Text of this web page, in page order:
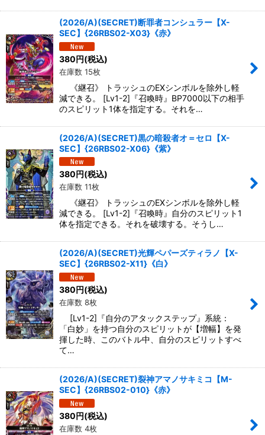
(2026/A)(SECRET)断罪者コンシュラー【X-
SEC】{26RBS02-X03}《赤》
380円(税込)
在庫数 15枚
《継召》 トラッシュのEXシンボルを除外し軽
減できる。 [Lv1-2]『召喚時』BP7000以下の相手
のスピリット1体を指定する。それを…
(2026/A)(SECRET)黒の暗殺者オ＝セロ【X-
SEC】{26RBS02-X06}《紫》
380円(税込)
在庫数 11枚
《継召》 トラッシュのEXシンボルを除外し軽
減できる。 [Lv1-2]『召喚時』自分のスピリット1
体を指定できる。それを破壊する。そうし…
(2026/A)(SECRET)光輝ペパーズティラノ【X-
SEC】{26RBS02-X11}《白》
380円(税込)
在庫数 8枚
[Lv1-2]『自分のアタックステップ』系統：
「白妙」を持つ自分のスピリットが【増幅】を発
揮した時、このバトル中、自分のスピリットすべ
て…
(2026/A)(SECRET)裂神アマノサキミコ【M-
SEC】{26RBS02-010}《赤》
380円(税込)
在庫数 4枚